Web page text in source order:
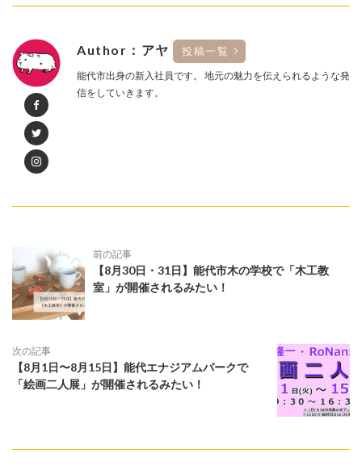
Author：アヤ 投稿一覧
能代市出身の新入社員です。 地元の魅力を伝えられるような発
信をしていきます。
前の記事
【8月30日・31日】能代市木の学校で「木工教
室」が開催されるみたい！
次の記事
【8月1日〜8月15日】能代エナジアムパークで
「絵画二人展」が開催されるみたい！